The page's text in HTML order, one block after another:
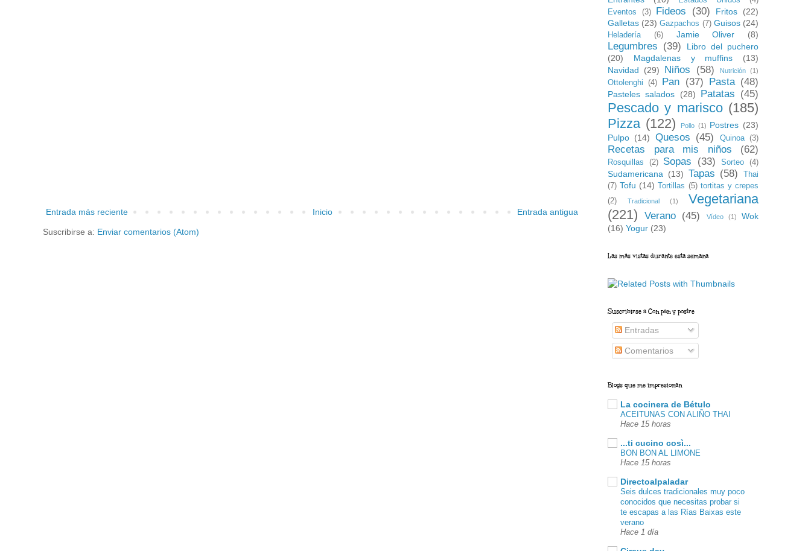
Entrada más reciente Entrada antigua
Inicio
Suscribirse a: Enviar comentarios (Atom)
Eventos
(3) Fideos (30) Fritos
(22)
Galletas (23) Gazpachos (7) Guisos (24)
Heladería (6) Jamie Oliver (8)
Legumbres (39)
Libro del puchero
(20)
Magdalenas y muffins
(13)
Navidad
(29) Niños (58) Nutrición (1)
Ottolenghi (4) Pan (37) Pasta (48)
Pasteles salados (28) Patatas (45)
Pescado y marisco (185)
Pizza (122) Pollo (1) Postres (23)
Pulpo (14) Quesos (45) Quinoa (3)
Recetas para mis niños (62)
Rosquillas (2) Sopas (33) Sorteo (4)
Sudamericana (13) Tapas (58)
Thai
(7) Tofu (14) Tortillas (5) tortitas y crepes
(2)
Tradicional (1)
Vegetariana
(221)
Verano (45) Vídeo (1)
Wok
(16) Yogur (23)
Las más vistas durante esta semana
Suscribirse a Con pan y postre
Entradas
Comentarios
Blogs que me impresionan
La cocinera de Bétulo
ACEITUNAS CON ALIÑO THAI
Hace 15 horas
...ti cucino così...
BON BON AL LIMONE
Hace 15 horas
Directoalpaladar
Seis dulces tradicionales muy poco
conocidos que necesitas probar si
te escapas a las Rías Baixas este
verano
Hace 1 día